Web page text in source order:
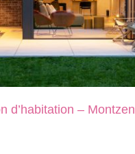
d’habitation – Montzen